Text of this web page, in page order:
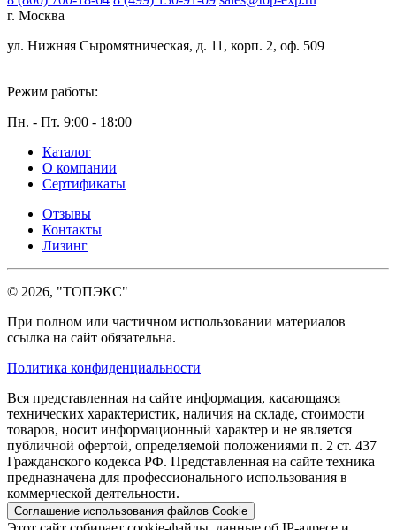
г. Москва
ул. Нижняя Сыромятническая, д. 11, корп. 2, оф. 509
Режим работы:
Пн. - Пт. 9:00 - 18:00
Каталог
О компании
Сертификаты
Отзывы
Контакты
Лизинг
© 2026, "ТОПЭКС"
При полном или частичном использовании материалов
ссылка на сайт обязательна.
Политика конфиденциальности
Вся представленная на сайте информация, касающаяся
технических характеристик, наличия на складе, стоимости
товаров, носит информационный характер и не является
публичной офертой, определяемой положениями п. 2 ст. 437
Гражданского кодекса РФ. Представленная на сайте техника
предназначена для профессионального использования в
коммерческой деятельности.
Соглашение использования файлов Cookie